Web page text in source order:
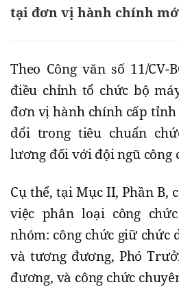
tại đơn vị hành chính
Theo Công văn số 11/CV-
điều chỉnh tổ chức bộ
đơn vị hành chính cấp tỉnh
đổi trong tiêu chuẩn
lương đối với đội ngũ công
Cụ thể, tại Mục II, Phần B,
việc phân loại công
nhóm: công chức giữ chức
và tương đương, Phó
đương, và công chức